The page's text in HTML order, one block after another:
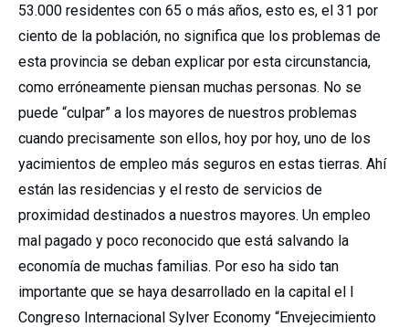
53.000 residentes con 65 o más años, esto es, el 31 por
ciento de la población, no significa que los problemas de
esta provincia se deban explicar por esta circunstancia,
como erróneamente piensan muchas personas. No se
puede “culpar” a los mayores de nuestros problemas
cuando precisamente son ellos, hoy por hoy, uno de los
yacimientos de empleo más seguros en estas tierras. Ahí
están las residencias y el resto de servicios de
proximidad destinados a nuestros mayores. Un empleo
mal pagado y poco reconocido que está salvando la
economía de muchas familias. Por eso ha sido tan
importante que se haya desarrollado en la capital el I
Congreso Internacional Sylver Economy “Envejecimiento